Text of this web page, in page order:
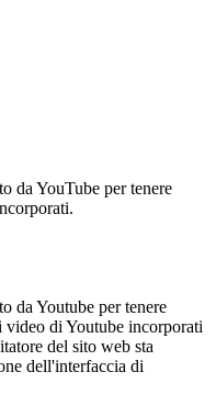
da YouTube per tenere
da Youtube per tenere
video di Youtube incorporati
del sito web sta
dell'interfaccia di